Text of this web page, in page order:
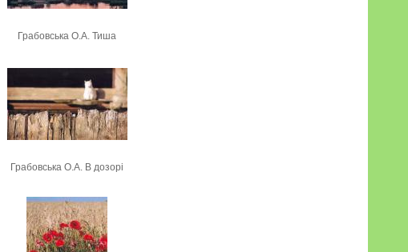
Грабовська О.А. Тиша
Грабовська О.А. В дозорі